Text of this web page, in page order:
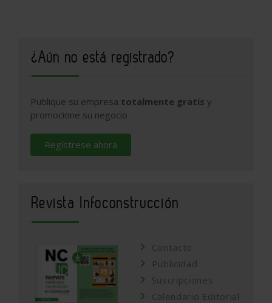
¿Aún no está registrado?
Publique su empresa totalmente gratis y
promocione su negocio
Regístrese ahora
Revista Infoconstrucción
Contacto
Publicidad
Suscripciones
Calendario Editorial